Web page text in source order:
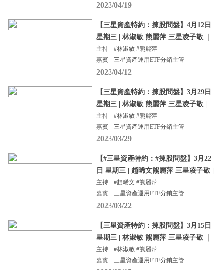
2023/04/19
【三星資產特約：揀股問盤】4月12日
星期三 | 林淑敏 熊麗萍 三星凌子敬 ｜
主持：#林淑敏 #熊麗萍
嘉賓：三星資產運用ETF分銷主管
2023/04/12
【三星資產特約：揀股問盤】3月29日
星期三 | 林淑敏 熊麗萍 三星凌子敬 |
主持：#林淑敏 #熊麗萍
嘉賓：三星資產運用ETF分銷主管
2023/03/29
【#三星資產特約：#揀股問盤】3月22
日 星期三 | 趙晞文熊麗萍 三星凌子敬 |
主持：#趙晞文 #熊麗萍
嘉賓：三星資產運用ETF分銷主管
2023/03/22
【三星資產特約：揀股問盤】3月15日
星期三 | 林淑敏 熊麗萍 三星凌子敬 ｜
主持：#林淑敏 #熊麗萍
嘉賓：三星資產運用ETF分銷主管